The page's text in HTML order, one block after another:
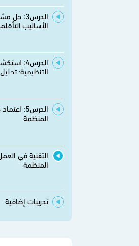
الدرس3:
الأساليب
الدرس4:
التنظيمية:
الدرس5:
المنظمة
التقنية في
المنظمة
تدريبات إضافية